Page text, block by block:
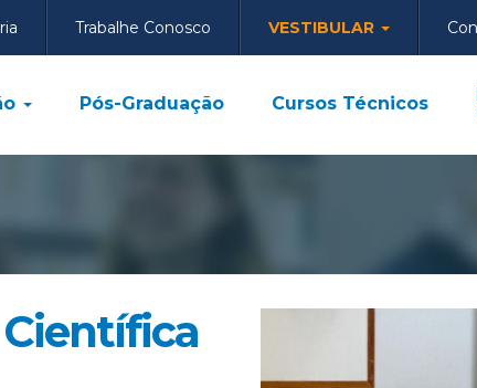
Trabalhe Conosco VESTIBULAR
Pós-Graduação Cursos Técnicos